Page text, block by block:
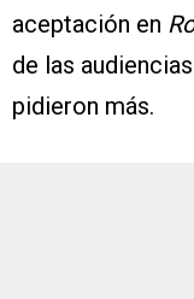
aceptación en
de las
pidieron más.